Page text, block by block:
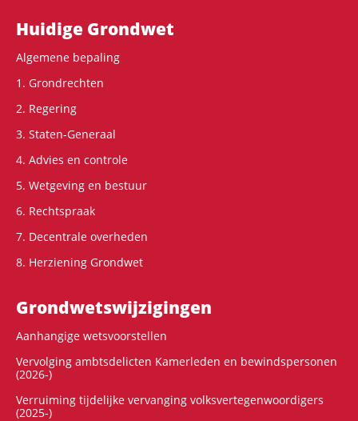
Hoofdnavigatie
Huidige Grondwet
Algemene bepaling
1. Grondrechten
2. Regering
3. Staten-Generaal
4. Advies en controle
5. Wetgeving en bestuur
6. Rechtspraak
7. Decentrale overheden
8. Herziening Grondwet
Grondwets­wijzigingen
Aanhangige wetsvoorstellen
Vervolging ambtsdelicten Kamerleden en bewindspersonen
(2026-)
Verruiming tijdelijke vervanging volksvertegenwoordigers
(2025-)